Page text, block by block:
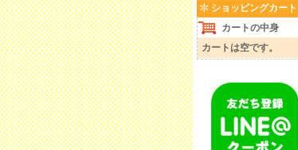
ショッピングカート
カートの中身
カートは空です。